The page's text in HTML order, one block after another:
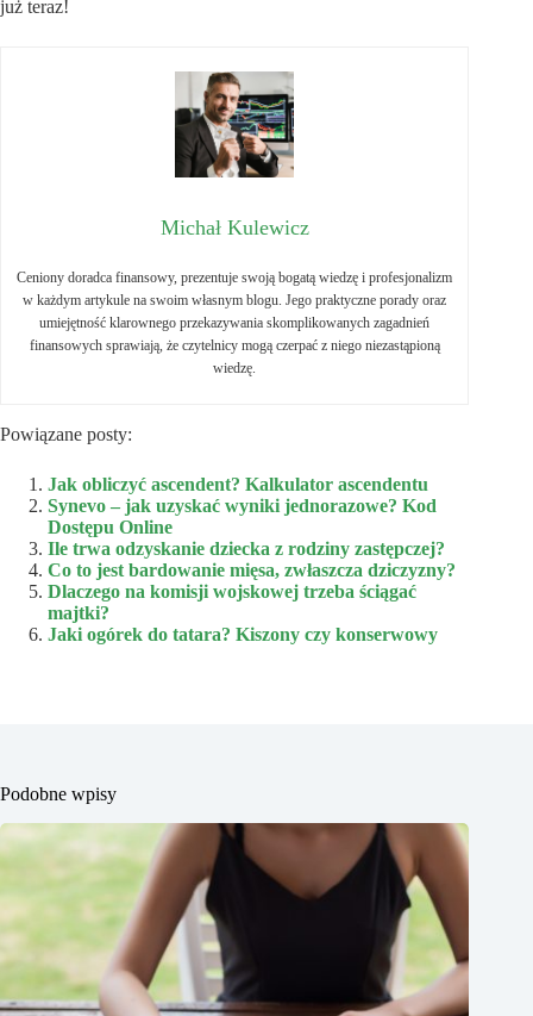
już teraz!
Michał Kulewicz
Ceniony doradca finansowy, prezentuje swoją bogatą wiedzę i profesjonalizm
w każdym artykule na swoim własnym blogu. Jego praktyczne porady oraz
umiejętność klarownego przekazywania skomplikowanych zagadnień
finansowych sprawiają, że czytelnicy mogą czerpać z niego niezastąpioną
wiedzę.
Powiązane posty:
Jak obliczyć ascendent? Kalkulator ascendentu
Synevo – jak uzyskać wyniki jednorazowe? Kod
Dostępu Online
Ile trwa odzyskanie dziecka z rodziny zastępczej?
Co to jest bardowanie mięsa, zwłaszcza dziczyzny?
Dlaczego na komisji wojskowej trzeba ściągać
majtki?
Jaki ogórek do tatara? Kiszony czy konserwowy
Podobne wpisy